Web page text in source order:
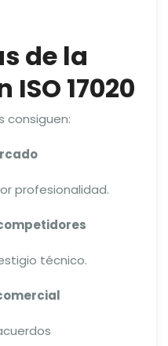
de la
17020
consiguen:
profesionalidad.
técnico.